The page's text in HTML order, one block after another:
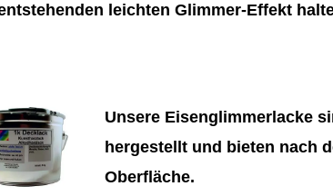
leichten Glimmer-Effekt
Dieses
Produkt
mehrere
Unsere Eisenglimmerlacke
hergestellt und bieten nach
Oberfläche.